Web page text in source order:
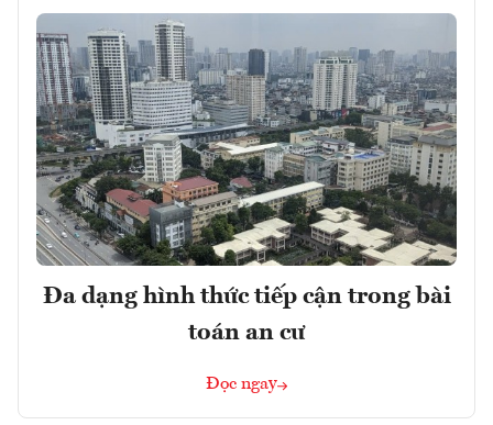
Đa dạng hình thức tiếp cận trong bài
toán an cư
Đọc ngay